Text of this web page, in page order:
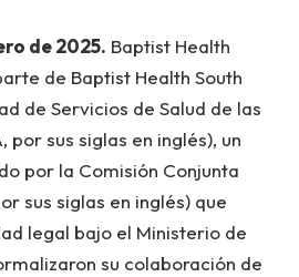
de 2025. Baptist Health
de Baptist Health South
de Servicios de Salud de las
por sus siglas en inglés), un
por la Comisión Conjunta
sus siglas en inglés) que
legal bajo el Ministerio de
su colaboración de